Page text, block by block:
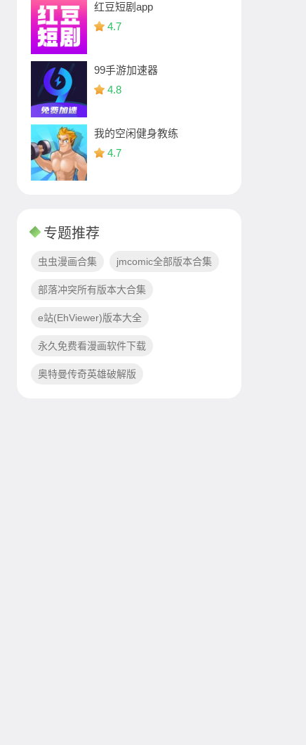
红豆短剧app
4.7
99手游加速器
4.8
我的空闲健身教练
4.7
专题推荐
虫虫漫画合集 jmcomic全部版本合集
部落冲突所有版本大合集
e站(EhViewer)版本大全
永久免费看漫画软件下载
奥特曼传奇英雄破解版